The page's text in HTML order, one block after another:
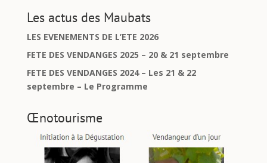
Les actus des Maubats
LES EVENEMENTS DE L’ETE 2026
FETE DES VENDANGES 2025 – 20 & 21 septembre
FETE DES VENDANGES 2024 – Les 21 & 22
septembre – Le Programme
Œnotourisme